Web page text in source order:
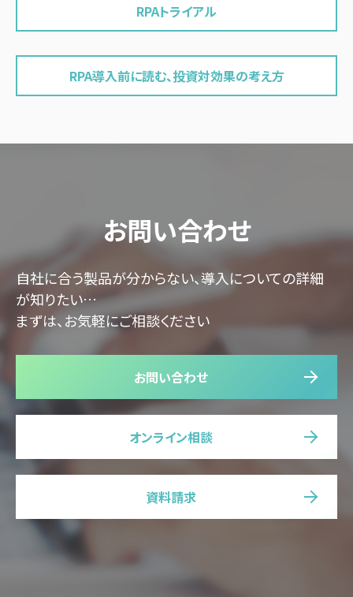
RPAトライアル
RPA導入前に読む、投資対効果の考え方
お問い合わせ
自社に合う製品が分からない、導入についての詳細
が知りたい…
まずは、お気軽にご相談ください
お問い合わせ
オンライン相談
資料請求